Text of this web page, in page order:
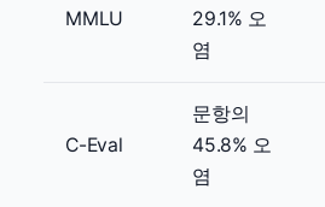
MMLU
29.1% 오
염
C-Eval
문항의
45.8% 오
염